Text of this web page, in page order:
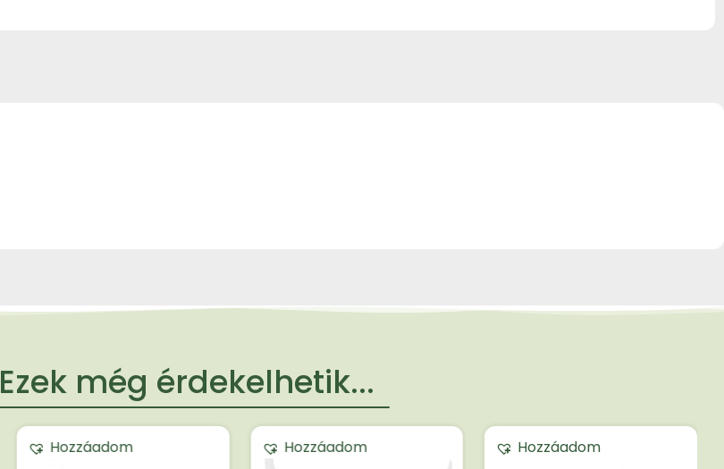
Ezek még érdekelhetik...
Hozzáadom Hozzáadom Hozzáadom